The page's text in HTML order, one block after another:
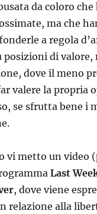
da coloro che
ma che
a regola
posizioni di valore,
dove il meno
valere la propria
se sfrutta bene i
vi metto un video
Last
, dove viene
relazione alla